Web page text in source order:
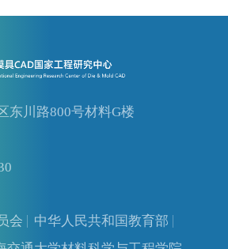
东川路800号材料G楼
会
中华人民共和国教育部